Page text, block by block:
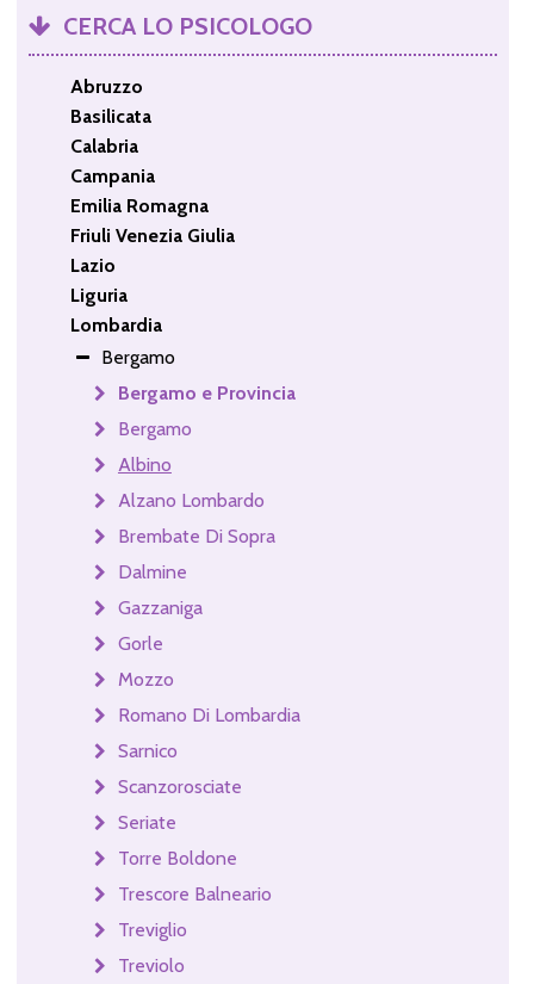
CERCA LO PSICOLOGO
Abruzzo
Basilicata
Calabria
Campania
Emilia Romagna
Friuli Venezia Giulia
Lazio
Liguria
Lombardia
Bergamo
Bergamo e Provincia
Bergamo
Albino
Alzano Lombardo
Brembate Di Sopra
Dalmine
Gazzaniga
Gorle
Mozzo
Romano Di Lombardia
Sarnico
Scanzorosciate
Seriate
Torre Boldone
Trescore Balneario
Treviglio
Treviolo